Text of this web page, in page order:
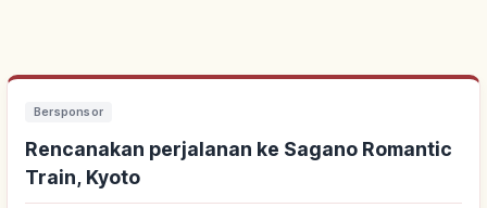
Bersponsor
Rencanakan perjalanan ke Sagano Romantic
Train, Kyoto